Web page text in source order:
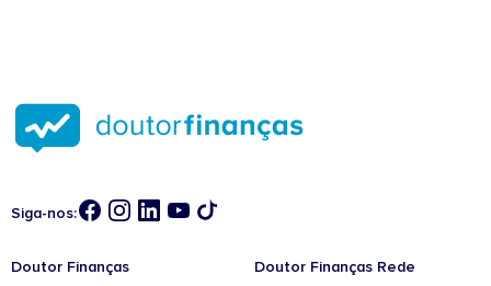
Siga-nos:
Doutor Finanças Doutor Finanças Rede